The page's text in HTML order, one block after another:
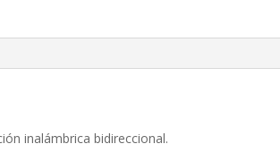
inalámbrica bidireccional.